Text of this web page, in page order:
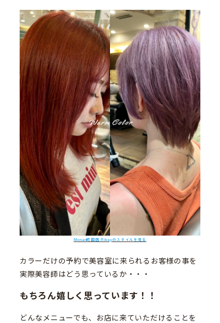
Monan町田店 Rikeyのスタイルを見る
カラーだけの予約で美容室に来られるお客様の事を
実際美容師はどう思っているか・・・
もちろん嬉しく思っています！！
どんなメニューでも、お店に来ていただけることを